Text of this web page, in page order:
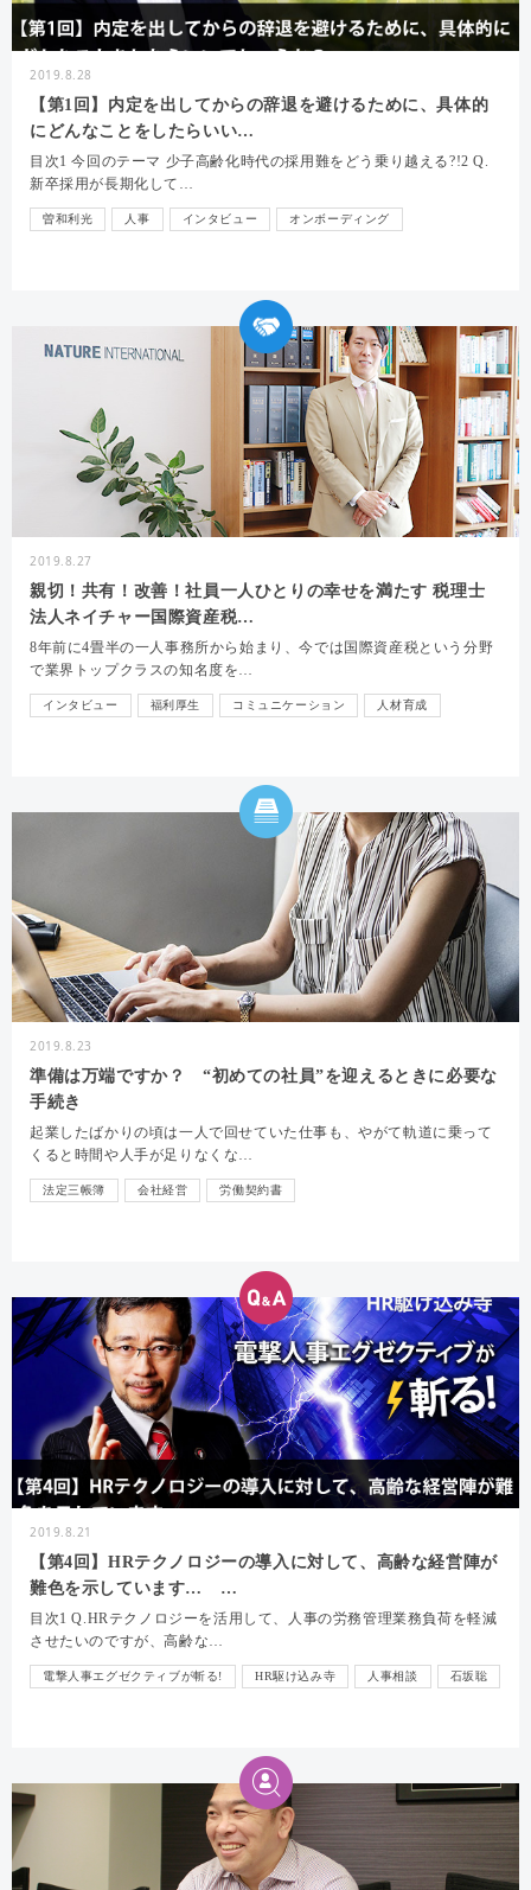
2019.8.28
【第1回】内定を出してからの辞退を避けるために、具体的
にどんなことをしたらいい…
目次1 今回のテーマ 少子高齢化時代の採用難をどう乗り越える?!2 Q.
新卒採用が長期化して…
曽和利光 人事 インタビュー オンボーディング
2019.8.27
親切！共有！改善！社員一人ひとりの幸せを満たす 税理士
法人ネイチャー国際資産税…
8年前に4畳半の一人事務所から始まり、今では国際資産税という分野
で業界トップクラスの知名度を…
インタビュー 福利厚生 コミュニケーション 人材育成
2019.8.23
準備は万端ですか？ “初めての社員”を迎えるときに必要な
手続き
起業したばかりの頃は一人で回せていた仕事も、やがて軌道に乗って
くると時間や人手が足りなくな…
法定三帳簿 会社経営 労働契約書
2019.8.21
【第4回】HRテクノロジーの導入に対して、高齢な経営陣が
難色を示しています… …
目次1 Q.HRテクノロジーを活用して、人事の労務管理業務負荷を軽減
させたいのですが、高齢な…
電撃人事エグゼクティブが斬る! HR駆け込み寺 人事相談 石坂聡